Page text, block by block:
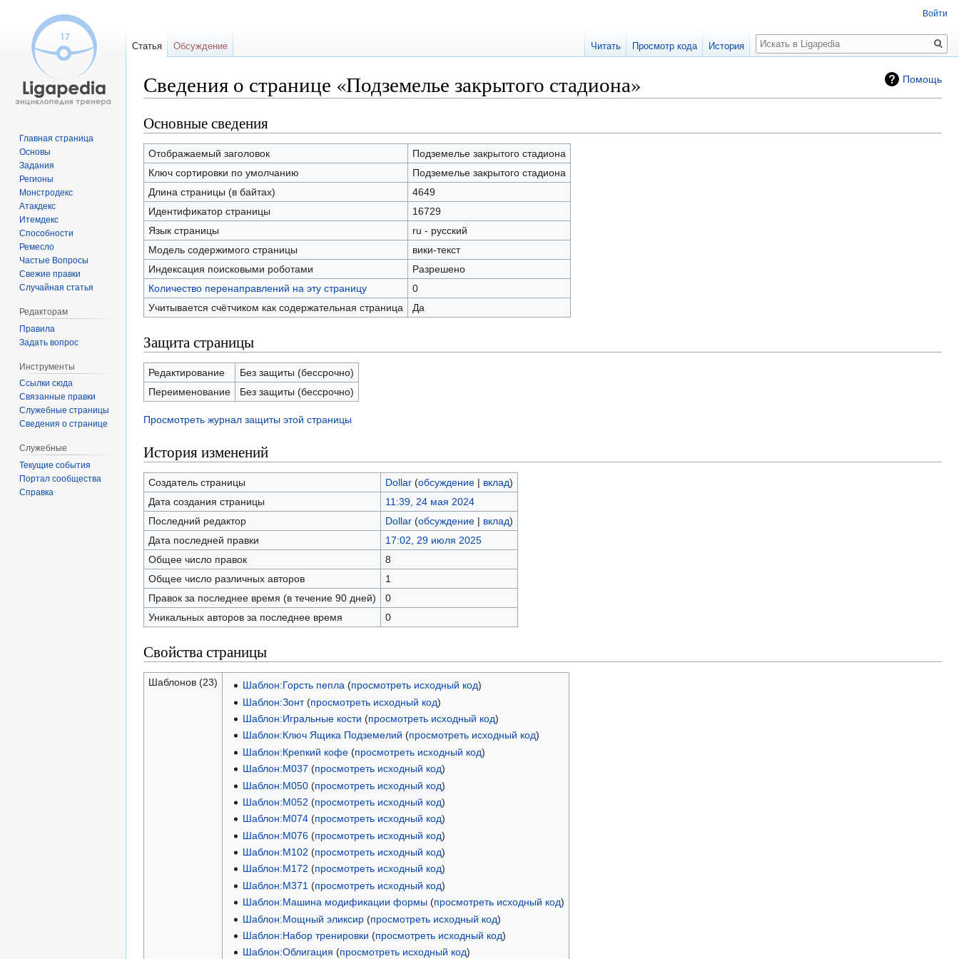
Помощь
Сведения о странице «Подземелье закрытого стадиона»
Перейти
к
навигации
Перейти
к
поиску
Основные сведения
Отображаемый заголовок
Подземелье закрытого стадиона
Ключ сортировки по умолчанию
Подземелье закрытого стадиона
Длина страницы (в байтах)
4649
Идентификатор страницы
16729
Язык страницы
ru - русский
Модель содержимого страницы
вики-текст
Индексация поисковыми роботами
Разрешено
Количество перенаправлений на эту страницу
0
Учитывается счётчиком как содержательная страница
Да
Защита страницы
Редактирование
Без защиты (бессрочно)
Переименование
Без защиты (бессрочно)
Просмотреть журнал защиты этой страницы
История изменений
Создатель страницы Dollar (обсуждение| вклад)
Дата создания страницы
11:39, 24 мая 2024
Последний редактор
Dollar (обсуждение| вклад)
Дата последней правки
17:02, 29 июля 2025
Общее число правок
8
Общее число различных авторов
1
Правок за последнее время (в течение 90 дней)
0
Уникальных авторов за последнее время
0
Свойства страницы
Шаблонов (23) Шаблон:Горсть пепла (просмотреть исходный код)
Шаблон:Зонт(просмотреть исходный код)
Шаблон:Игральные кости (просмотреть исходный код)
Шаблон:Ключ Ящика Подземелий (просмотреть исходный код)
Шаблон:Крепкий кофе(просмотреть исходный код)
Шаблон:М037 (просмотреть исходный код)
Шаблон:М050(просмотреть исходный код)
Шаблон:М052 (просмотреть исходный код)
Шаблон:М074(просмотреть исходный код)
Шаблон:М076(просмотреть исходный код)
Шаблон:М102 (просмотреть исходный код)
Шаблон:М172 (просмотреть исходный код)
Шаблон:М371 (просмотреть исходный код)
Шаблон:Машина модификации формы(просмотреть исходный код)
Шаблон:Мощный эликсир(просмотреть исходный код)
Шаблон:Набор тренировки (просмотреть исходный код)
Шаблон:Облигация (просмотреть исходный код)
Войти
Статья Обсуждение Читать Просмотр кода История
Поиск
Главная страница
Основы
Задания
Регионы
Монстродекс
Атакдекс
Итемдекс
Способности
Ремесло
Частые Вопросы
Свежие правки
Случайная статья
Редакторам
Правила
Задать вопрос
Инструменты
Ссылки сюда
Связанные правки
Служебные страницы
Сведения о странице
Служебные
Текущие события
Портал сообщества
Справка